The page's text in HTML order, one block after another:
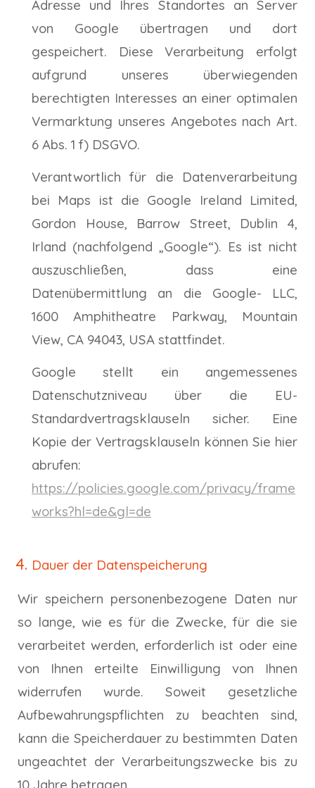
Adresse und Ihres Standortes an Server
von Google übertragen und dort
gespeichert. Diese Verarbeitung erfolgt
aufgrund unseres überwiegenden
berechtigten Interesses an einer optimalen
Vermarktung unseres Angebotes nach Art.
6 Abs. 1 f) DSGVO.
Verantwortlich für die Datenverarbeitung
bei Maps ist die Google Ireland Limited,
Gordon House, Barrow Street, Dublin 4,
Irland (nachfolgend „Google“). Es ist nicht
auszuschließen, dass eine
Datenübermittlung an die Google- LLC,
1600 Amphitheatre Parkway, Mountain
View, CA 94043, USA stattfindet.
Google stellt ein angemessenes
Datenschutzniveau über die EU-
Standardvertragsklauseln sicher. Eine
Kopie der Vertragsklauseln können Sie hier
abrufen:
https://policies.google.com/privacy/frame
works?hl=de&gl=de
Dauer der Datenspeicherung
Wir speichern personenbezogene Daten nur
so lange, wie es für die Zwecke, für die sie
verarbeitet werden, erforderlich ist oder eine
von Ihnen erteilte Einwilligung von Ihnen
widerrufen wurde. Soweit gesetzliche
Aufbewahrungspflichten zu beachten sind,
kann die Speicherdauer zu bestimmten Daten
ungeachtet der Verarbeitungszwecke bis zu
10 Jahre betragen.